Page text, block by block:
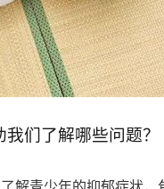
们了解哪些问题？